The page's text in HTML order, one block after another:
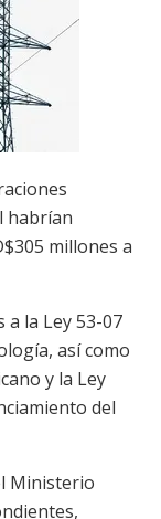
habrían
millones a
a la Ley 53-07
así como
y la Ley
del
Ministerio